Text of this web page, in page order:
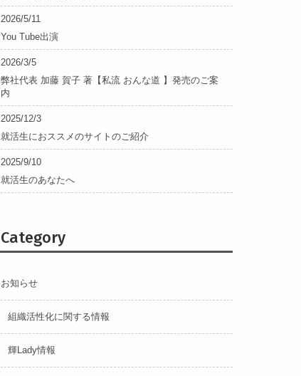
2026/5/11
You Tube出演
2026/3/5
弊社代表 加藤 賀子 著【私流 おんな道 】発売のご案
内
2025/12/3
就活生におススメのサイトのご紹介
2025/9/10
就活生のあなたへ
Category
お知らせ
組織活性化に関する情報
輝Lady情報